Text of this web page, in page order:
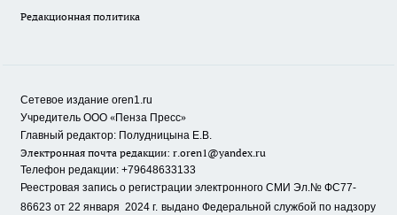
Редакционная политика
Сетевое издание oren1.ru
Учредитель ООО «Пенза Пресс»
Главный редактор: Полудницына Е.В.
Электронная почта редакции: r.oren1@yandex.ru
Телефон редакции: +79648633133
Реестровая запись о регистрации электронного СМИ Эл.№ ФС77-
86623 от 22 января 2024 г. выдано Федеральной службой по надзору